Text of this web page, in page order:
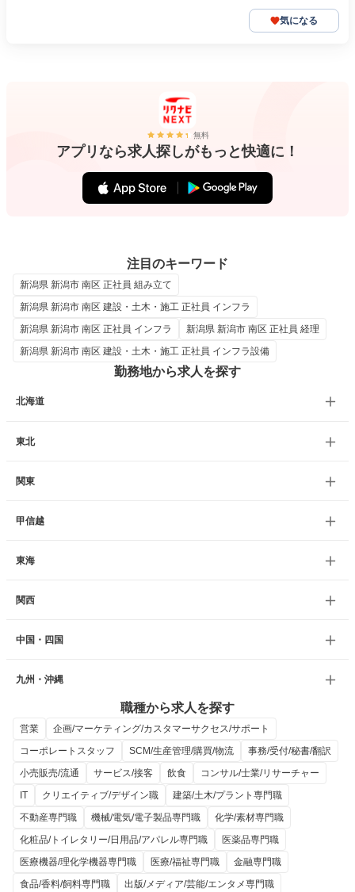
気になる
無料
アプリなら求人探しがもっと快適に！
注目のキーワード
新潟県 新潟市 南区 正社員 組み立て
新潟県 新潟市 南区 建設・土木・施工 正社員 インフラ
新潟県 新潟市 南区 正社員 インフラ
新潟県 新潟市 南区 正社員 経理
新潟県 新潟市 南区 建設・土木・施工 正社員 インフラ設備
勤務地から求人を探す
北海道
東北
関東
甲信越
東海
関西
中国・四国
九州・沖縄
職種から求人を探す
営業
企画/マーケティング/カスタマーサクセス/サポート
コーポレートスタッフ
SCM/生産管理/購買/物流
事務/受付/秘書/翻訳
小売販売/流通
サービス/接客 飲食
コンサル/士業/リサーチャー
IT
クリエイティブ/デザイン職
建築/土木/プラント専門職
不動産専門職
機械/電気/電子製品専門職
化学/素材専門職
化粧品/トイレタリー/日用品/アパレル専門職
医薬品専門職
医療機器/理化学機器専門職
医療/福祉専門職
金融専門職
食品/香料/飼料専門職
出版/メディア/芸能/エンタメ専門職